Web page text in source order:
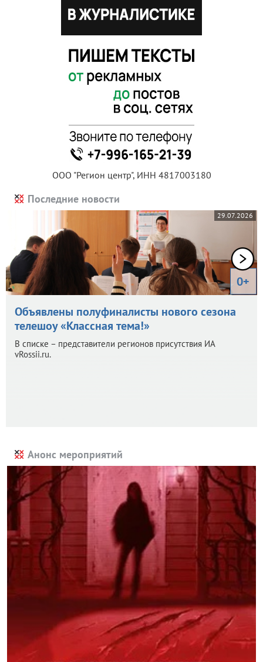
ООО "Регион центр", ИНН 4817003180
Последние новости
29.07.2026
0+
Объявлены полуфиналисты нового сезона
телешоу «Классная тема!»
В списке – представители регионов присутствия ИА
vRossii.ru.
Анонс мероприятий